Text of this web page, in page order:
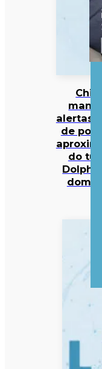
China
alertas
de
do
Dolphin